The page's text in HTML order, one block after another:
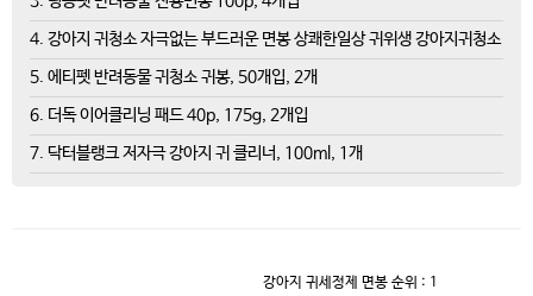
4. 강아지 귀청소 자극없는 부드러운 면봉 상쾌한일상 귀위생 강아지귀청소
5. 에티펫 반려동물 귀청소 귀봉, 50개입, 2개
6. 더독 이어클리닝 패드 40p, 175g, 2개입
7. 닥터블랭크 저자극 강아지 귀 클리너, 100ml, 1개
강아지 귀세정제 면봉순위 : 1